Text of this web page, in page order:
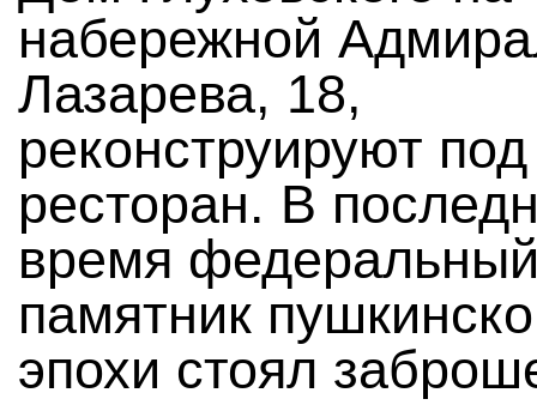
набережной
Лазарева, 18,
реконструируют под
ресторан. В
время
памятник
эпохи стоял